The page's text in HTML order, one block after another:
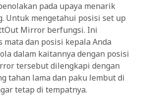
pada upaya menarik
Untuk mengetahui posisi set up
Mirror berfungsi. Ini
mata dan posisi kepala Anda
dalam kaitannya dengan posisi
tersebut dilengkapi dengan
tahan lama dan paku lembut di
tetap di tempatnya.